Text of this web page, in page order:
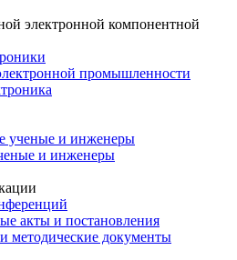
электронной компонентной
промышленности
ученые и инженеры
и инженеры
акты и постановления
методические документы